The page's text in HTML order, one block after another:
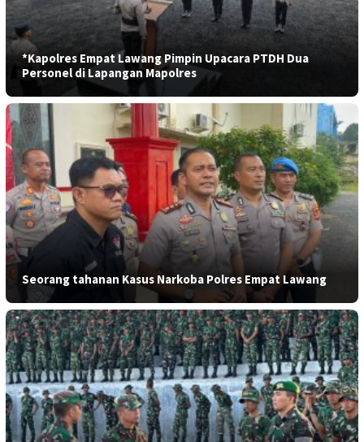
*Kapolres Empat Lawang Pimpin Upacara PTDH Dua
Personel di Lapangan Mapolres
Seorang tahanan Kasus Narkoba Polres Empat Lawang